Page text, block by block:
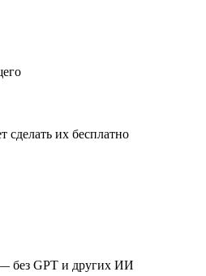
их бесплатно
без GPT и других ИИ